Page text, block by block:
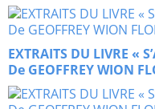
EXTRAITS DU LIVRE «
De GEOFFREY WION